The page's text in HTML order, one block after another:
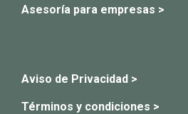
Asesoría para empresas >
Aviso de Privacidad >
Términos y condiciones >